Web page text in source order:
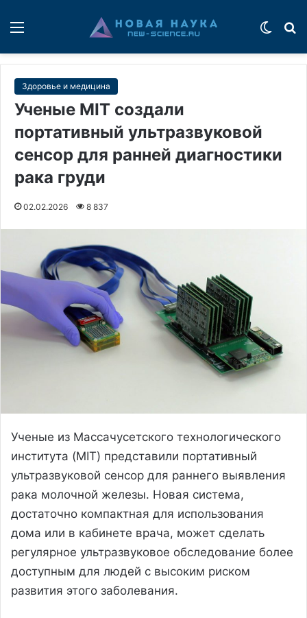
Здоровье и медицина
Ученые MIT создали
портативный ультразвуковой
сенсор для ранней диагностики
рака груди
02.02.2026 8 837
Ученые из Массачусетского технологического
института (MIT) представили портативный
ультразвуковой сенсор для раннего выявления
рака молочной железы. Новая система,
достаточно компактная для использования
дома или в кабинете врача, может сделать
регулярное ультразвуковое обследование более
доступным для людей с высоким риском
развития этого заболевания.